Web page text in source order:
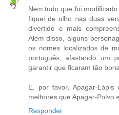
Nem tudo que foi
fiquei de olho nas duas
divertido e mais
Além disso, alguns
os nomes localizados de
português, afastando um
garantir que ficaram tão
E, por favor, Apagar-Lápis
melhores que Apagar-Polvo
Responder